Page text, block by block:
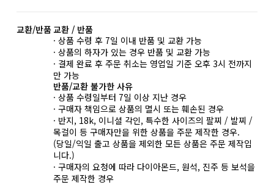
교환/반품 교환 / 반품
· 상품 수령 후 7일 이내 반품 및 교환 가능
· 상품의 하자가 있는 경우 반품 및 교환 가능
· 결제 완료 후 주문 취소는 영업일 기준 오후 3시 전까지
만 가능
반품/교환 불가한 사유
· 상품 수령일부터 7일 이상 지난 경우
· 구매자 책임으로 상품의 멸시 또는 훼손된 경우
· 반지, 18k, 이니셜 각인, 특수한 사이즈의 팔찌 / 발찌 /
목걸이 등 구매자만을 위한 상품을 주문 제작한 경우.
(당일/익일 출고 상품을 제외한 모든 상품은 주문 제작입
니다.)
· 구매자의 요청에 따라 다이아몬드, 원석, 진주 등 보석을
주문 제작한 경우